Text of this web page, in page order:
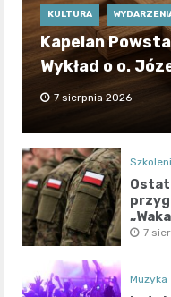
KULTURA
Kapelan
Wykład o o.
7 sierpnia 2026
7
Muzyka